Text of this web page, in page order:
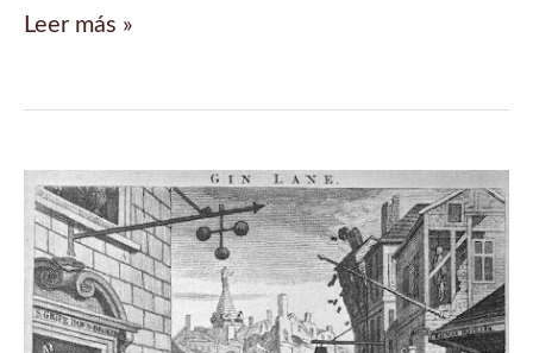
Calaveritas
Leer más »